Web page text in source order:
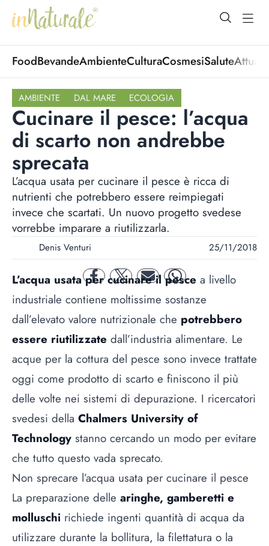
open
FoodBevandeAmbienteCulturaCosmesiSalute
AMBIENTE DAL MARE ECOLOGIA
Cucinare il pesce: l’acqua
di scarto non andrebbe
sprecata
L’acqua usata per cucinare il pesce è ricca di
nutrienti che potrebbero essere reimpiegati
invece che scartati. Un nuovo progetto svedese
vorrebbe imparare a riutilizzarla.
Denis Venturi 25/11/2018
facebooktwitter mail whatsapp
L’acqua usata per cucinare il pesce a livello
industriale contiene moltissime sostanze
dall’elevato valore nutrizionale che potrebbero
essere riutilizzate dall’industria alimentare. Le
acque per la cottura del pesce sono invece trattate
oggi come prodotto di scarto e finiscono il più
delle volte nei sistemi di depurazione. I ricercatori
svedesi della Chalmers University of
Technology stanno cercando un modo per evitare
che tutto questo vada sprecato.
Non sprecare l’acqua usata per cucinare il pesce
La preparazione delle aringhe, gamberetti e
molluschi richiede ingenti quantità di acqua da
utilizzare durante la bollitura, la filettatura o la